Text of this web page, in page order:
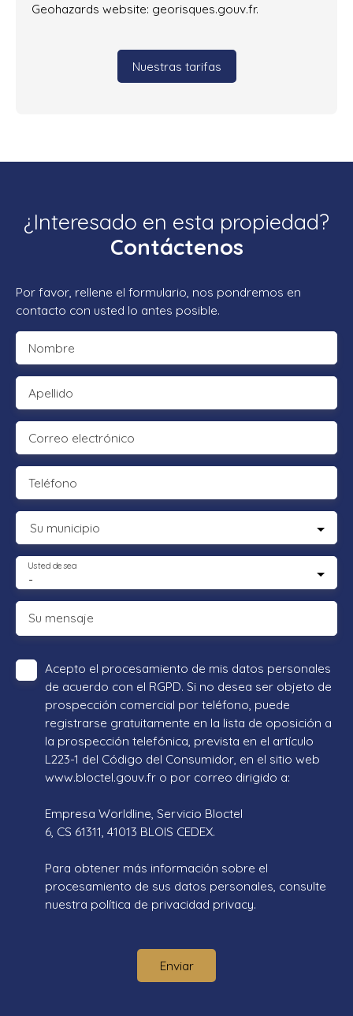
Geohazards website: georisques.gouv.fr.
Nuestras tarifas
¿Interesado en esta propiedad?
Contáctenos
Por favor, rellene el formulario, nos pondremos en
contacto con usted lo antes posible.
Nombre
Apellido
Correo electrónico
Teléfono
Su municipio
-
Usted desea
Su mensaje
Acepto el procesamiento de mis datos personales
de acuerdo con el RGPD. Si no desea ser objeto de
prospección comercial por teléfono, puede
registrarse gratuitamente en la lista de oposición a
la prospección telefónica, prevista en el artículo
L223-1 del Código del Consumidor, en el sitio web
www.bloctel.gouv.fr o por correo dirigido a:
Empresa Worldline, Servicio Bloctel
6, CS 61311, 41013 BLOIS CEDEX.
Para obtener más información sobre el
procesamiento de sus datos personales, consulte
nuestra política de privacidad privacy.
Enviar